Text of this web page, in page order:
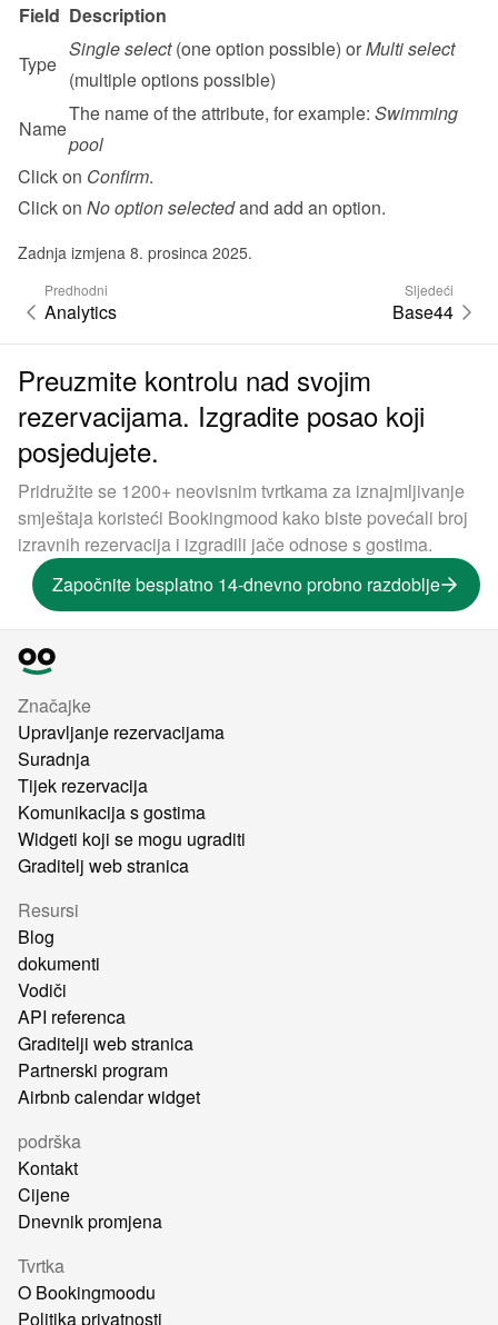
Field Description
Type
Single select (one option possible) or Multi select
(multiple options possible)
Name
The name of the attribute, for example: Swimming
pool
Click on Confirm.
Click on No option selected and add an option.
Zadnja izmjena 8. prosinca 2025.
Predhodni
Analytics
Sljedeći
Base44
Preuzmite kontrolu nad svojim
rezervacijama. Izgradite posao koji
posjedujete.
Pridružite se 1200+ neovisnim tvrtkama za iznajmljivanje
smještaja koristeći Bookingmood kako biste povećali broj
izravnih rezervacija i izgradili jače odnose s gostima.
Započnite besplatno 14-dnevno probno razdoblje
Značajke
Upravljanje rezervacijama
Suradnja
Tijek rezervacija
Komunikacija s gostima
Widgeti koji se mogu ugraditi
Graditelj web stranica
Resursi
Blog
dokumenti
Vodiči
API referenca
Graditelji web stranica
Partnerski program
Airbnb calendar widget
podrška
Kontakt
Cijene
Dnevnik promjena
Tvrtka
O Bookingmoodu
Politika privatnosti